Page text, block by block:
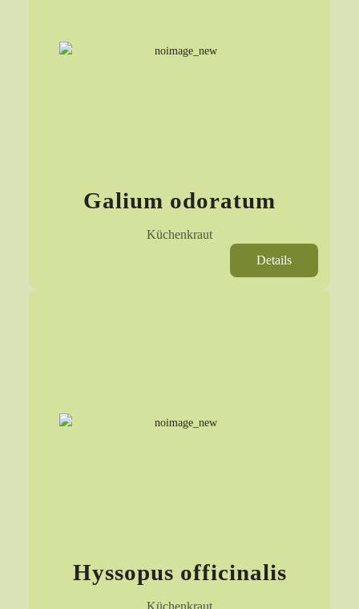
Galium odoratum
Küchenkraut
Details
Hyssopus officinalis